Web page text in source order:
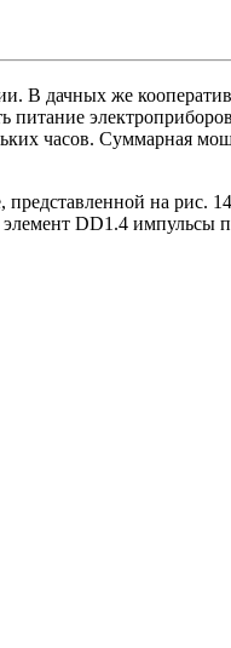
В дачных же
питание
часов. Суммарная
представленной на рис.
DD1.4 импульсы